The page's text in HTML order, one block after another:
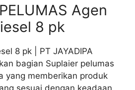
Agen
8 pk
8 pk | PT JAYADIPA
bagian Suplaier pelumas
yang memberikan produk
sesuai dengan keadaan